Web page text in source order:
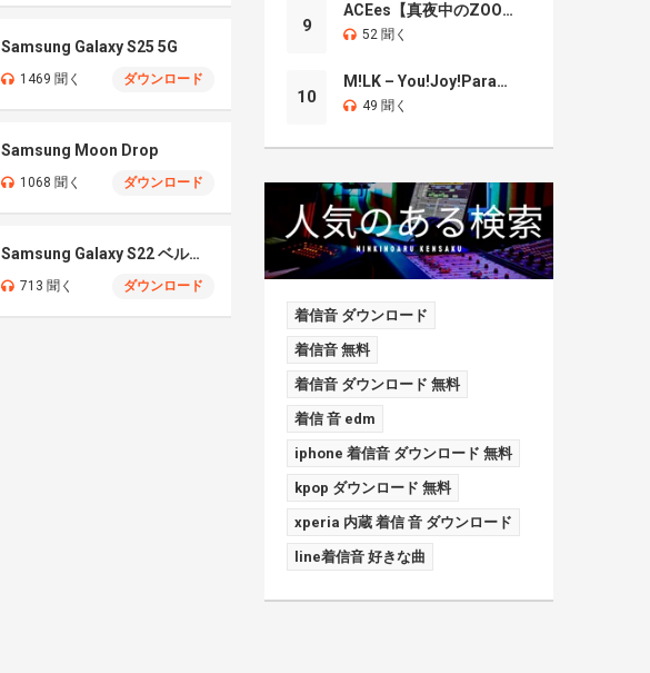
Samsung Galaxy S25 5G
1469 聞く ダウンロード
Samsung Moon Drop
1068 聞く ダウンロード
Samsung Galaxy S22 ベルフォン
713 聞く ダウンロード
9
ACEes【真夜中のZOO】
52 聞く
10
M!LK – You!Joy!Parade!
49 聞く
着信音 ダウンロード
着信音 無料
着信音 ダウンロード 無料
着信 音 edm
iphone 着信音 ダウンロード 無料
kpop ダウンロード 無料
xperia 内蔵 着信 音 ダウンロード
line着信音 好きな曲